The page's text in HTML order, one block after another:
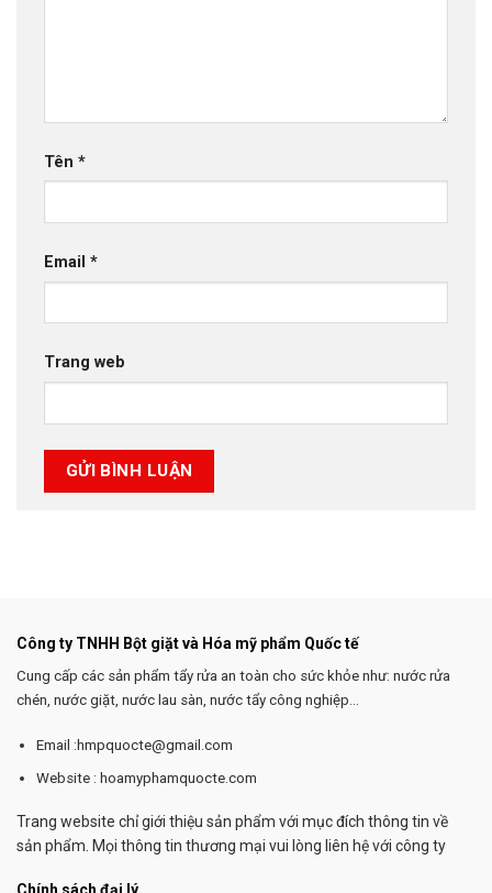
Tên *
Email *
Trang web
Công ty TNHH Bột giặt và Hóa mỹ phẩm Quốc tế
Cung cấp các sản phẩm tẩy rửa an toàn cho sức khỏe như: nước rửa
chén, nước giặt, nước lau sàn, nước tẩy công nghiệp...
Email :hmpquocte@gmail.com
Website : hoamyphamquocte.com
Trang website chỉ giới thiệu sản phẩm với mục đích thông tin về
sản phẩm. Mọi thông tin thương mại vui lòng liên hệ với công ty